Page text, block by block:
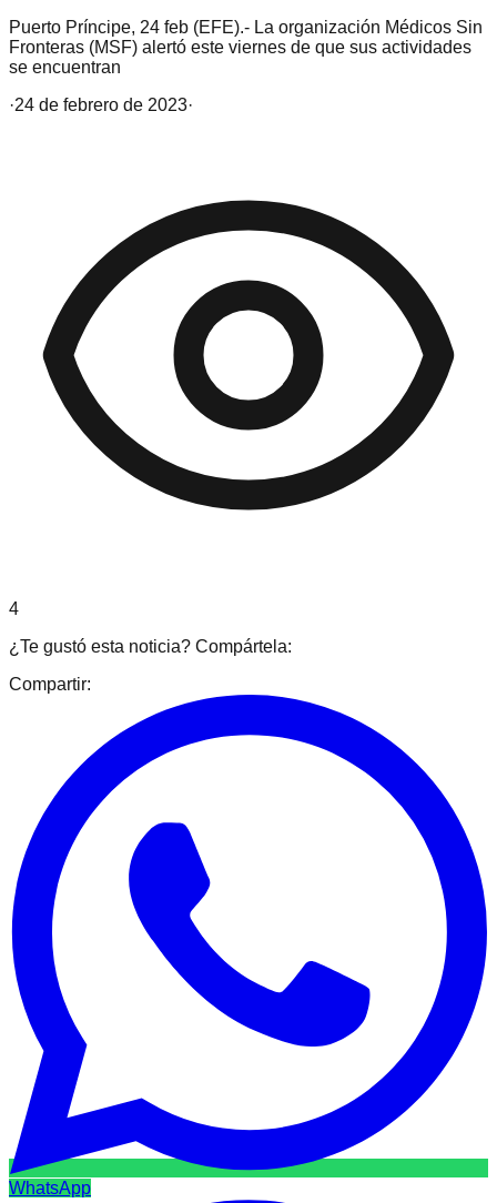
Puerto Príncipe, 24 feb (EFE).- La organización Médicos Sin
Fronteras (MSF) alertó este viernes de que sus actividades
se encuentran
·24 de febrero de 2023·
4
¿Te gustó esta noticia? Compártela:
Compartir:
WhatsApp